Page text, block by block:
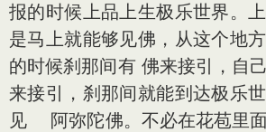
报的时候上品上生极乐世界。
是马上就能够见佛，从这个地
的时候刹那间有 佛来接引，自
来接引，刹那间就能到达极乐
见 阿弥陀佛。不必在花苞里